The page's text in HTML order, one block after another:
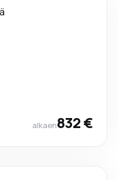
alkaen832 €